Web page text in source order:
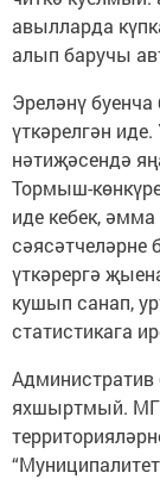
авылларда
алып баручы
Эреләнү
үткәрелгән
нәтиҗәсендә
Тормыш-
иде кебек,
сәясәтчеләрне
үткәрергә
кушып санап,
статистикага
Административ
яхшыртмый.